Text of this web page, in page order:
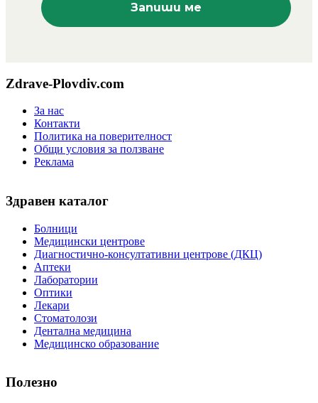
Zdrave-Plovdiv.com
За нас
Контакти
Политика на поверителност
Общи условия за ползване
Реклама
Здравен каталог
Болници
Медицински центрове
Диагностично-консултативни центрове (ДКЦ)
Аптеки
Лаборатории
Оптики
Лекари
Стоматолози
Дентална медицина
Медицинско образование
Полезно